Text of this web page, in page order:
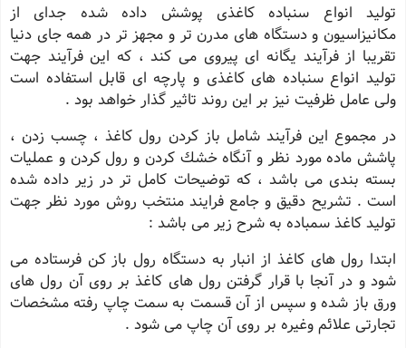
تولید انواع سنباده كاغذی پوشش داده شده جدای از
مكانیزاسیون و دستگاه های مدرن تر و مجهز تر در همه جای دنیا
تقریبا از فرآیند یگانه ای پیروی می كند ، كه این فرآیند جهت
تولید انواع سنباده های كاغذی و پارچه ای قابل استفاده است
ولی عامل ظرفیت نیز بر این روند تاثیر گذار خواهد بود .
در مجموع این فرآیند شامل باز كردن رول كاغذ ، چسب زدن ،
پاشش ماده مورد نظر و آنگاه خشك كردن و رول كردن و عملیات
بسته بندی می باشد ، كه توضیحات كامل تر در زیر داده شده
است . تشریح دقیق و جامع فرایند منتخب روش مورد نظر جهت
تولید كاغذ سمباده به شرح زیر می باشد :
ابتدا رول های كاغذ از انبار به دستگاه رول باز كن فرستاده می
شود و در آنجا با قرار گرفتن رول های كاغذ بر روی آن رول های
ورق باز شده و سپس از آن قسمت به سمت چاپ رفته مشخصات
تجارتی علائم وغیره بر روی آن چاپ می شود .